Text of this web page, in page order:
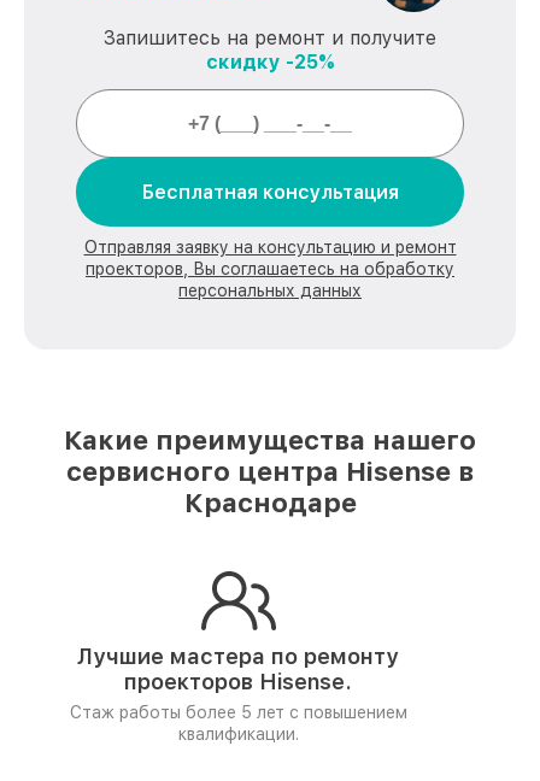
Запишитесь на ремонт и получите
скидку -25%
Бесплатная консультация
Отправляя заявку на консультацию и ремонт
проекторов, Вы соглашаетесь на обработку
персональных данных
Какие преимущества нашего
сервисного центра Hisense в
Краснодаре
Лучшие мастера по ремонту
проекторов Hisense.
Стаж работы более 5 лет с повышением
квалификации.